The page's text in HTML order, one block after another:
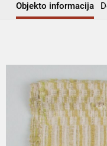
Objekto informacija